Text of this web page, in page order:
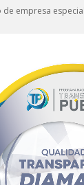
de empresa